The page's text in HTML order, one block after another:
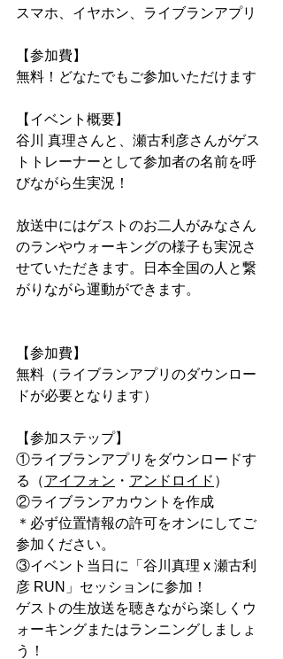
スマホ、イヤホン、ライブランアプリ
【参加費】
無料！どなたでもご参加いただけます
【イベント概要】
谷川 真理さんと、瀬古利彦さんがゲス
トトレーナーとして参加者の名前を呼
びながら生実況！
放送中にはゲストのお二人がみなさん
のランやウォーキングの様子も実況さ
せていただきます。日本全国の人と繋
がりながら運動ができます。
【参加費】
無料（ライブランアプリのダウンロー
ドが必要となります）
【参加ステップ】
①ライブランアプリをダウンロードす
る（アイフォン ・ アンドロイド ）
②ライブランアカウントを作成
​＊必ず位置情報の許可をオンにしてご
参加ください。
③イベント当日に「谷川真理 x 瀬古利
彦 RUN」セッションに参加！
ゲストの生放送を聴きながら楽しくウ
ォーキングまたはランニングしましょ
う！